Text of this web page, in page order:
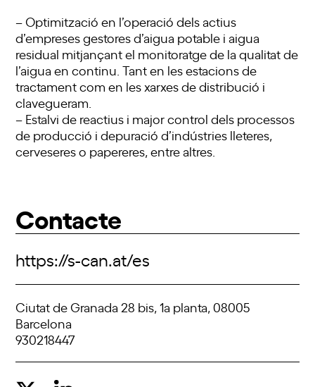
– Optimització en l’operació dels actius
d’empreses gestores d’aigua potable i aigua
residual mitjançant el monitoratge de la qualitat de
l’aigua en continu. Tant en les estacions de
tractament com en les xarxes de distribució i
clavegueram.
– Estalvi de reactius i major control dels processos
de producció i depuració d’indústries lleteres,
cerveseres o papereres, entre altres.
Contacte
https://s-can.at/es
Ciutat de Granada 28 bis, 1a planta, 08005
Barcelona
930218447